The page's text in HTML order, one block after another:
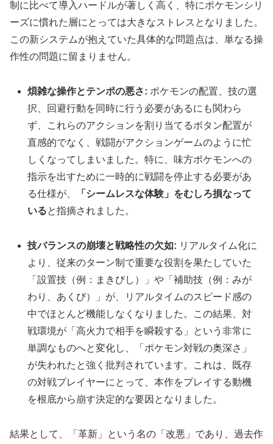
制に比べて導入ハードルが著しく高く、特にポケモンシリ
ーズに慣れた層にとっては大きなストレスとなりました。
この新システムが抱えていた具体的な問題点は、単なる操
作性の問題に留まりません。
煩雑な操作とテンポの悪さ: ポケモンの配置、技の選
択、回避行動を同時に行う必要があるにも関わら
ず、これらのアクションを割り当てるボタン配置が
直感的でなく、戦闘がアクションゲームのように忙
しくなってしまいました。特に、味方ポケモンへの
指示を出すために一時的に戦闘を停止する必要があ
る仕様が、
「シームレスな体験」をむしろ損なって
いると指摘されました。
技バランスの崩壊と戦略性の欠如: リアルタイム化に
より、従来のターン制で重要な役割を果たしていた
「設置技（例：まきびし）」や「補助技（例：みが
わり、あくび）」が、リアルタイムのスピード感の
中でほとんど機能しなくなりました。この結果、対
戦環境が「高火力で相手を瞬殺する」という非常に
単調なものへと変化し、「ポケモン対戦の奥深さ」
が失われたと強く批判されています。これは、既存
の対戦プレイヤーにとって、本作をプレイする動機
を根底から崩す決定的な要因となりました。
結果として、「革新」という名の「改悪」であり、過去作